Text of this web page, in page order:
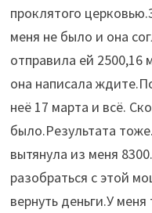
проклятого
меня не было и она
отправила ей 2500,16
она написала
неё 17 марта и всё.
было.Результата
вытянула из меня
разобраться с этой
вернуть деньги.У